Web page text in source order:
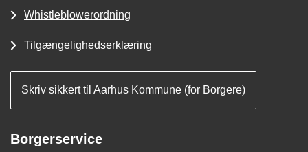
Whistleblowerordning
Tilgængelighedserklæring
Skriv sikkert til Aarhus Kommune (for Borgere)
Borgerservice